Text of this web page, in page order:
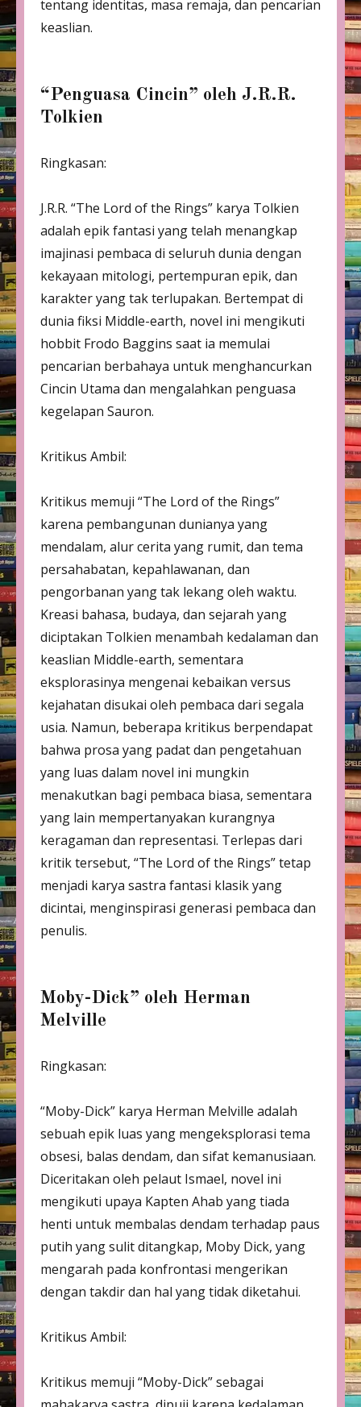
tentang identitas, masa remaja, dan pencarian
keaslian.
“Penguasa Cincin” oleh J.R.R.
Tolkien
Ringkasan:
J.R.R. “The Lord of the Rings” karya Tolkien
adalah epik fantasi yang telah menangkap
imajinasi pembaca di seluruh dunia dengan
kekayaan mitologi, pertempuran epik, dan
karakter yang tak terlupakan. Bertempat di
dunia fiksi Middle-earth, novel ini mengikuti
hobbit Frodo Baggins saat ia memulai
pencarian berbahaya untuk menghancurkan
Cincin Utama dan mengalahkan penguasa
kegelapan Sauron.
Kritikus Ambil:
Kritikus memuji “The Lord of the Rings”
karena pembangunan dunianya yang
mendalam, alur cerita yang rumit, dan tema
persahabatan, kepahlawanan, dan
pengorbanan yang tak lekang oleh waktu.
Kreasi bahasa, budaya, dan sejarah yang
diciptakan Tolkien menambah kedalaman dan
keaslian Middle-earth, sementara
eksplorasinya mengenai kebaikan versus
kejahatan disukai oleh pembaca dari segala
usia. Namun, beberapa kritikus berpendapat
bahwa prosa yang padat dan pengetahuan
yang luas dalam novel ini mungkin
menakutkan bagi pembaca biasa, sementara
yang lain mempertanyakan kurangnya
keragaman dan representasi. Terlepas dari
kritik tersebut, “The Lord of the Rings” tetap
menjadi karya sastra fantasi klasik yang
dicintai, menginspirasi generasi pembaca dan
penulis.
Moby-Dick” oleh Herman
Melville
Ringkasan:
“Moby-Dick” karya Herman Melville adalah
sebuah epik luas yang mengeksplorasi tema
obsesi, balas dendam, dan sifat kemanusiaan.
Diceritakan oleh pelaut Ismael, novel ini
mengikuti upaya Kapten Ahab yang tiada
henti untuk membalas dendam terhadap paus
putih yang sulit ditangkap, Moby Dick, yang
mengarah pada konfrontasi mengerikan
dengan takdir dan hal yang tidak diketahui.
Kritikus Ambil:
Kritikus memuji “Moby-Dick” sebagai